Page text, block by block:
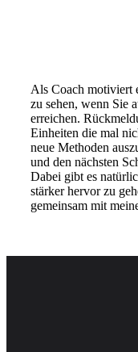
Als Coach motiviert
zu sehen, wenn Sie
erreichen.
Einheiten die mal
neue Methoden
und den nächsten
Dabei gibt es
stärker hervor zu
gemeinsam mit